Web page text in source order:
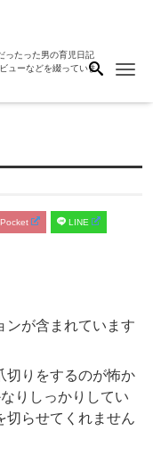
ったった男の育児日記
ューなどを綴っていま
Pocket LINE
が含まれています
切りをするのが怖か
りしっかりしてい
切らせてくれません